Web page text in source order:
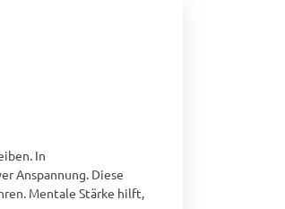
In
Anspannung. Diese
Mentale Stärke hilft,